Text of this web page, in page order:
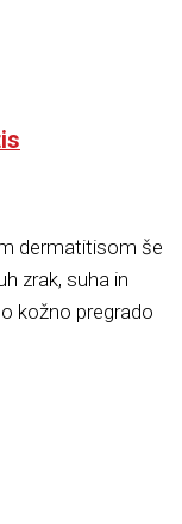
dermatitisom še
zrak, suha in
kožno pregrado